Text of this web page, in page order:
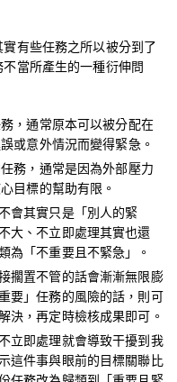
有些任務之所以被分到了
不當所產生的一種衍伸問
，通常原本可以被分配在
或意外情況而變得緊急。
務，通常是因為外部壓力
目標的幫助有限。
會其實只是「別人的緊
大、不立即處理其實也還
為「不重要且不緊急」。
擱置不管的話會漸漸無限膨
要」任務的風險的話，則可
決，再定時檢核成果即可。
立即處理就會導致干擾到我
這件事與眼前的目標關聯比